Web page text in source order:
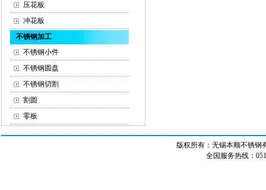
压花板
冲花板
不锈钢加工
不锈钢小件
不锈钢圆盘
不锈钢切割
割圆
零板
版权所有：无锡本顺不锈钢
全国服务热线：